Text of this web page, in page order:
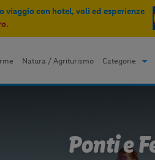
viaggio con hotel, voli ed esperienze
Natura / Agriturismo Categorie
Ponti e